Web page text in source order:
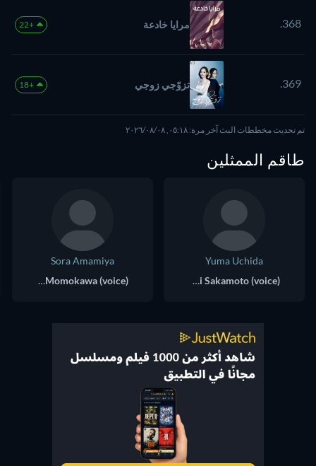
368. مرايا خادعة +22
369. تزوّجي زوجي +18
تم تحديث مخططات البث آخر مرة: ٠٥:١٨, ٠٨‏/٠٨‏/٢٠٢٦
طاقم الممثلين
Yuma Uchida
Kihachi Sakamoto (voice)
Sora Amamiya
Inako Momokawa (voice)